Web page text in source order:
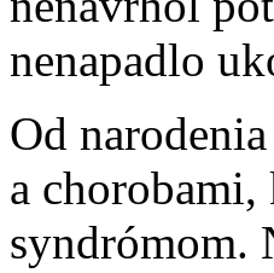
nenapadlo
Od
a
syndrómom.